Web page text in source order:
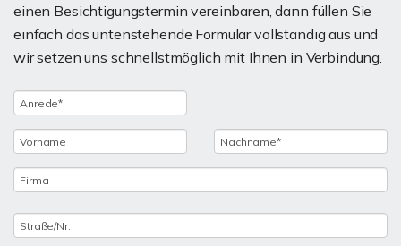
einen Besichtigungstermin vereinbaren, dann füllen Sie
einfach das untenstehende Formular vollständig aus und
wir setzen uns schnellstmöglich mit Ihnen in Verbindung.